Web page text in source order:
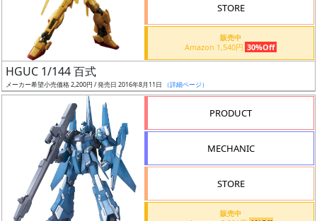
ー
ズ・
状
STORE
販売中
Amazon 1,540円 30%Off
HGUC 1/144 百式
メーカー希望小売価格 2,200円 / 発売日 2016年8月11日 （詳細ページ）
PRODUCT
MECHANIC
STORE
販売中